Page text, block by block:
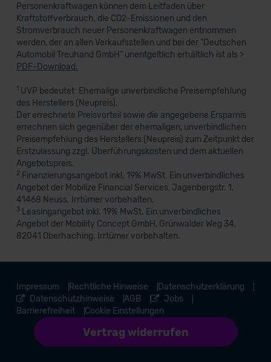
Personenkraftwagen können dem Leitfaden über
Kraftstoffverbrauch, die CO2-Emissionen und den
Stromverbrauch neuer Personenkraftwagen entnommen
werden, der an allen Verkaufsstellen und bei der "Deutschen
Automobil Treuhand GmbH" unentgeltlich erhältlich ist als >
PDF-Download.
1UVP bedeutet: Ehemalige unverbindliche Preisempfehlung
des Herstellers (Neupreis).
Der errechnete Preisvorteil sowie die angegebene Ersparnis
errechnen sich gegenüber der ehemaligen, unverbindlichen
Preisempfehlung des Herstellers (Neupreis) zum Zeitpunkt der
Erstzulassung zzgl. Überführungskosten und dem aktuellen
Angebotspreis.
2 Finanzierungsangebot inkl. 19% MwSt. Ein unverbindliches
Angebot der Mobilize Financial Services, Jagenbergstr. 1,
41468 Neuss. Irrtümer vorbehalten.
3Leasingangebot inkl. 19% MwSt. Ein unverbindliches
Angebot der Mobility Concept GmbH, Grünwalder Weg 34,
82041 Oberhaching. Irrtümer vorbehalten.
Impressum Rechtliche Hinweise
Datenschutzerklärung
Datenschutzhinweise
AGB
Jobs
Barrierefreiheit
Vertrag widerrufen
Cookie Einstellungen